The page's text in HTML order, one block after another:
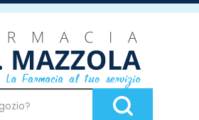
Cerca Prodotto